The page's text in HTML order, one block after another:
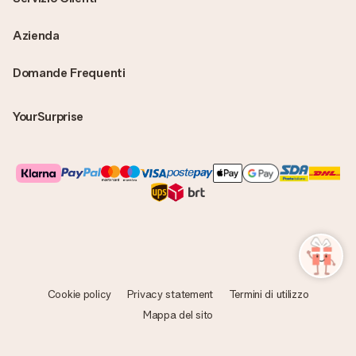
Domande Frequenti
YourSurprise
Azienda
Cookie policy Privacy statement
Termini di utilizzo
Mappa del sito